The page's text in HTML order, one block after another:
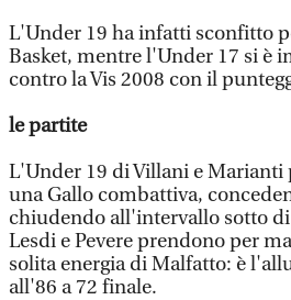
L'Under 19 ha infatti sconfitto
Basket, mentre l'Under 17 si è
contro la Vis 2008 con il
le partite
L'Under 19 di Villani e Marianti
una Gallo combattiva,
chiudendo all'intervallo sotto
Lesdi e Pevere prendono per
solita energia di Malfatto: è
all'86 a 72 finale.